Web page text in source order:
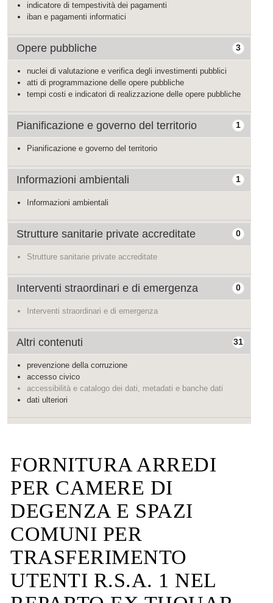
indicatore di tempestività dei pagamenti
iban e pagamenti informatici
3
Opere pubbliche
nuclei di valutazione e verifica degli investimenti pubblici
atti di programmazione delle opere pubbliche
tempi costi e indicatori di realizzazione delle opere pubbliche
1
Pianificazione e governo del territorio
Pianificazione e governo del territorio
1
Informazioni ambientali
Informazioni ambientali
0
Strutture sanitarie private accreditate
Strutture sanitarie private accreditate
0
Interventi straordinari e di emergenza
Interventi straordinari e di emergenza
31
Altri contenuti
prevenzione della corruzione
accesso civico
accessibilità e catalogo dei dati, metadati e banche dati
dati ulteriori
FORNITURA ARREDI
PER CAMERE DI
DEGENZA E SPAZI
COMUNI PER
TRASFERIMENTO
UTENTI R.S.A. 1 NEL